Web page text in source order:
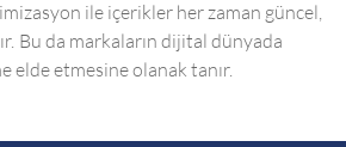
ile içerikler her zaman güncel,
Bu da markaların dijital dünyada
elde etmesine olanak tanır.